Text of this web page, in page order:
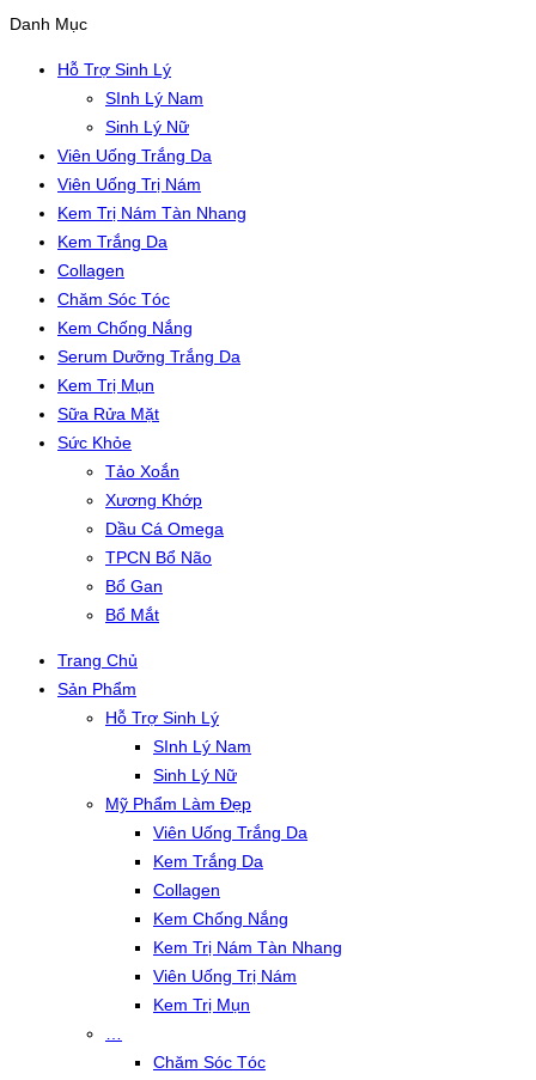
Danh Mục
Hỗ Trợ Sinh Lý
SInh Lý Nam
Sinh Lý Nữ
Viên Uống Trắng Da
Viên Uống Trị Nám
Kem Trị Nám Tàn Nhang
Kem Trắng Da
Collagen
Chăm Sóc Tóc
Kem Chống Nắng
Serum Dưỡng Trắng Da
Kem Trị Mụn
Sữa Rửa Mặt
Sức Khỏe
Tảo Xoắn
Xương Khớp
Dầu Cá Omega
TPCN Bổ Não
Bổ Gan
Bổ Mắt
Trang Chủ
Sản Phẩm
Hỗ Trợ Sinh Lý
SInh Lý Nam
Sinh Lý Nữ
Mỹ Phẩm Làm Đẹp
Viên Uống Trắng Da
Kem Trắng Da
Collagen
Kem Chống Nắng
Kem Trị Nám Tàn Nhang
Viên Uống Trị Nám
Kem Trị Mụn
Chăm Sóc Tóc